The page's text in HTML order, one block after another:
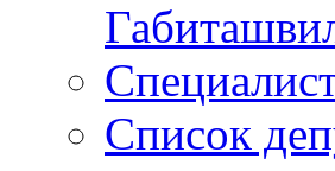
Список